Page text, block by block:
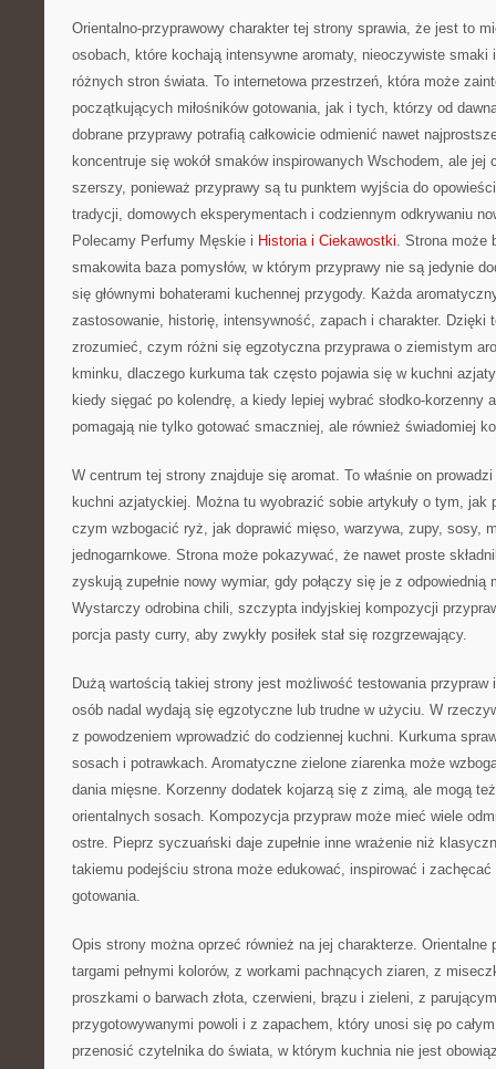
Orientalno-przyprawowy charakter tej strony sprawia, że jest to
osobach, które kochają intensywne aromaty, nieoczywiste smaki
różnych stron świata. To internetowa przestrzeń, która może
początkujących miłośników gotowania, jak i tych, którzy od
dobrane przyprawy potrafią całkowicie odmienić nawet
koncentruje się wokół smaków inspirowanych Wschodem, ale jej
szerszy, ponieważ przyprawy są tu punktem wyjścia do
tradycji, domowych eksperymentach i codziennym odkrywaniu
Polecamy Perfumy Męskie i Historia i Ciekawostki. Strona może
smakowita baza pomysłów, w którym przyprawy nie są jedynie
się głównymi bohaterami kuchennej przygody. Każda
zastosowanie, historię, intensywność, zapach i charakter. Dzięki
zrozumieć, czym różni się egzotyczna przyprawa o ziemistym
kminku, dlaczego kurkuma tak często pojawia się w kuchni
kiedy sięgać po kolendrę, a kiedy lepiej wybrać słodko-korzenny
pomagają nie tylko gotować smaczniej, ale również świadomiej
W centrum tej strony znajduje się aromat. To właśnie on
kuchni azjatyckiej. Można tu wyobrazić sobie artykuły o tym, jak
czym wzbogacić ryż, jak doprawić mięso, warzywa, zupy, sosy,
jednogarnkowe. Strona może pokazywać, że nawet proste
zyskują zupełnie nowy wymiar, gdy połączy się je z odpowiednią
Wystarczy odrobina chili, szczypta indyjskiej kompozycji
porcja pasty curry, aby zwykły posiłek stał się rozgrzewający.
Dużą wartością takiej strony jest możliwość testowania przypraw
osób nadal wydają się egzotyczne lub trudne w użyciu. W
z powodzeniem wprowadzić do codziennej kuchni. Kurkuma
sosach i potrawkach. Aromatyczne zielone ziarenka może
dania mięsne. Korzenny dodatek kojarzą się z zimą, ale mogą
orientalnych sosach. Kompozycja przypraw może mieć wiele
ostre. Pieprz syczuański daje zupełnie inne wrażenie niż
takiemu podejściu strona może edukować, inspirować i zachęcać
gotowania.
Opis strony można oprzeć również na jej charakterze. Orientalne
targami pełnymi kolorów, z workami pachnących ziaren, z
proszkami o barwach złota, czerwieni, brązu i zieleni, z
przygotowywanymi powoli i z zapachem, który unosi się po
przenosić czytelnika do świata, w którym kuchnia nie jest